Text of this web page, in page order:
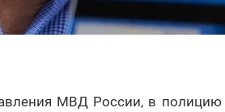
МВД России, в полицию